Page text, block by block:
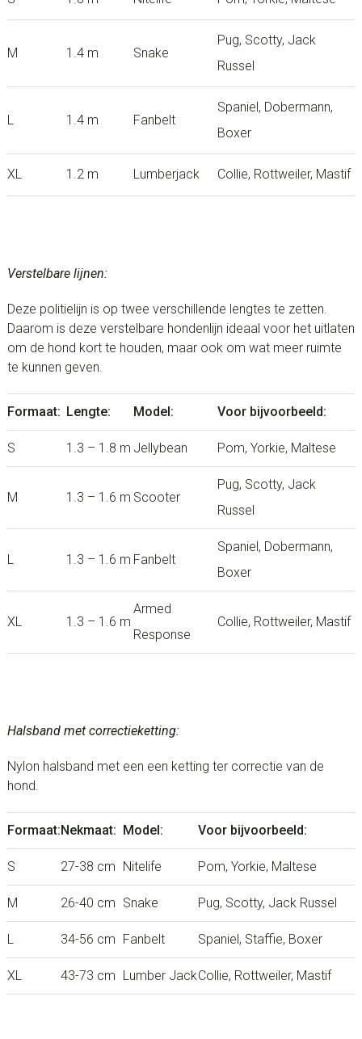
M 1.4 m Snake
Pug, Scotty, Jack
Russel
L 1.4 m Fanbelt
Spaniel, Dobermann,
Boxer
XL 1.2 m Lumberjack Collie, Rottweiler, Mastif
Verstelbare lijnen:
Deze politielijn is op twee verschillende lengtes te zetten.
Daarom is deze verstelbare hondenlijn ideaal voor het uitlaten
om de hond kort te houden, maar ook om wat meer ruimte
te kunnen geven.
Formaat: Lengte: Model: Voor bijvoorbeeld:
S 1.3 – 1.8 m Jellybean Pom, Yorkie, Maltese
M 1.3 – 1.6 m Scooter
Pug, Scotty, Jack
Russel
L 1.3 – 1.6 m Fanbelt
Spaniel, Dobermann,
Boxer
XL 1.3 – 1.6 m
Armed
Response
Collie, Rottweiler, Mastif
Halsband met correctieketting:
Nylon halsband met een een ketting ter correctie van de
hond.
Formaat:Nekmaat: Model: Voor bijvoorbeeld:
S 27-38 cm Nitelife Pom, Yorkie, Maltese
M 26-40 cm Snake Pug, Scotty, Jack Russel
L 34-56 cm Fanbelt Spaniel, Staffie, Boxer
XL 43-73 cm Lumber JackCollie, Rottweiler, Mastif